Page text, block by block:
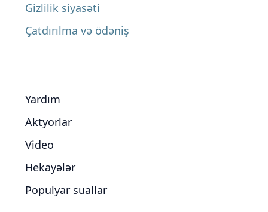
Gizlilik siyasəti
Çatdırılma və ödəniş
Yardım
Aktyorlar
Video
Hekayələr
Populyar suallar